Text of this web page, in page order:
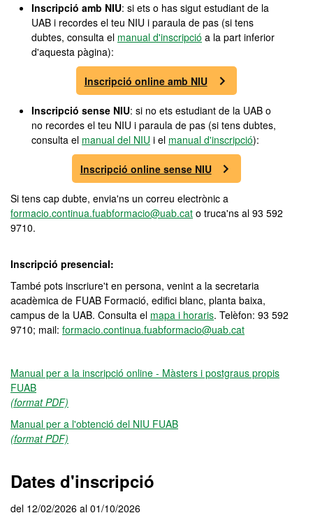
Inscripció amb NIU: si ets o has sigut estudiant de la
UAB i recordes el teu NIU i paraula de pas (si tens
dubtes, consulta el manual d'inscripció a la part inferior
d'aquesta pàgina):
Inscripció online amb NIU
Inscripció sense NIU: si no ets estudiant de la UAB o
no recordes el teu NIU i paraula de pas (si tens dubtes,
consulta el manual del NIU i el manual d'inscripció):
Inscripció online sense NIU
Si tens cap dubte, envia'ns un correu electrònic a
formacio.continua.fuabformacio@uab.cat o truca'ns al 93 592
9710.
Inscripció presencial:
També pots inscriure't en persona, venint a la secretaria
acadèmica de FUAB Formació, edifici blanc, planta baixa,
campus de la UAB. Consulta el mapa i horaris. Telèfon: 93 592
9710; mail: formacio.continua.fuabformacio@uab.cat
Manual per a la inscripció online - Màsters i postgraus propis
FUAB
(format PDF)
Manual per a l'obtenció del NIU FUAB
(format PDF)
Dates d'inscripció
del 12/02/2026 al 01/10/2026